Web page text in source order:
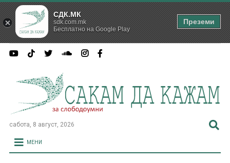
сабота, 8 август, 2026
МЕНИ
СДК.МК
sdk.com.mk
Бесплатно на Google Play
Преземи